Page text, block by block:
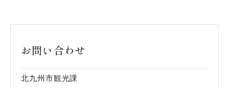
お問い合わせ
北九州市観光課